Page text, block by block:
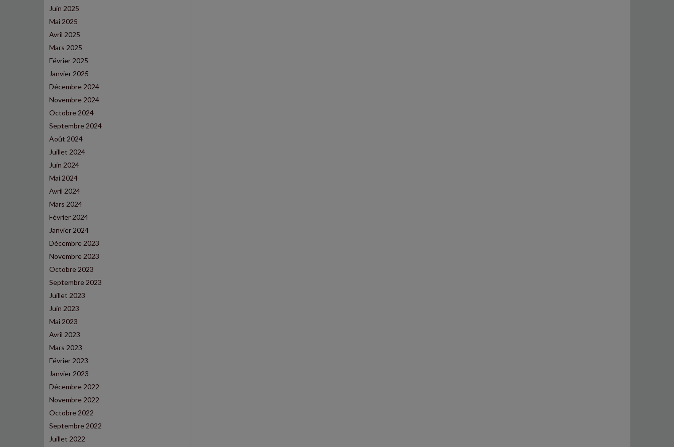
Juin 2025
Mai 2025
Avril 2025
Mars 2025
Février 2025
Janvier 2025
Décembre 2024
Novembre 2024
Octobre 2024
Septembre 2024
Août 2024
Juillet 2024
Juin 2024
Mai 2024
Avril 2024
Mars 2024
Février 2024
Janvier 2024
Décembre 2023
Novembre 2023
Octobre 2023
Septembre 2023
Juillet 2023
Juin 2023
Mai 2023
Avril 2023
Mars 2023
Février 2023
Janvier 2023
Décembre 2022
Novembre 2022
Octobre 2022
Septembre 2022
Juillet 2022